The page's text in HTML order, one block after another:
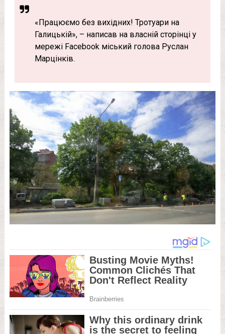
«Працюємо без вихідних! Тротуари на
Галицькій», – написав на власній сторінці у
мережі Facebook міський голова Руслан
Марцінків.